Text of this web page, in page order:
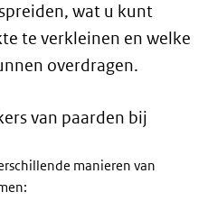
wat u kunt
te verkleinen en welke
overdragen.
van paarden bij
manieren van